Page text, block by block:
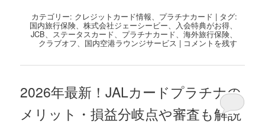
有
カテゴリー: クレジットカード情報、 プラチナカード | タグ:
国内旅行保険、株式会社ジェーシービー、 入会特典がお得、
JCB、 ステータスカード、 プラチナカード、海外旅行保険、
クラブオフ、 国内空港ラウンジサービス | コメントを残す
2026年最新！JALカードプラチナの
メリット・損益分岐点や審査も解説